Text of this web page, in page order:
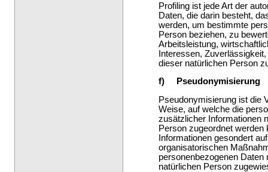
Profiling ist jede Art der
Daten, die darin besteht,
werden, um bestimmte
Person beziehen, zu
Arbeitsleistung,
Interessen,
dieser natürlichen Person
f) Pseudonymisierung
Pseudonymisierung ist die
Weise, auf welche die
zusätzlicher Informationen
Person zugeordnet
Informationen gesondert
organisatorischen
personenbezogenen Daten
natürlichen Person